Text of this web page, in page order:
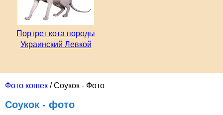
Фото кошек / Соукок - Фото
Соукок - фото
Портрет кота породы
Украинский Левкой